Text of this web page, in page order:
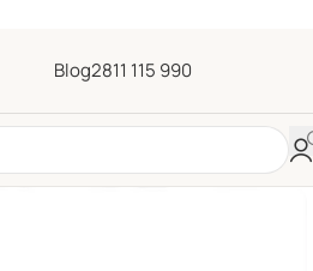
Blog2811 115 990